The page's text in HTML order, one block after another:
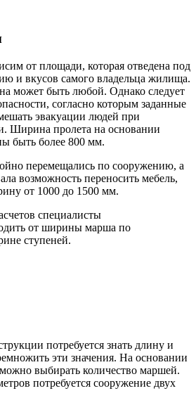
от площади, которая отведена под
и вкусов самого владельца жилища.
может быть любой. Однако следует
согласно которым заданные
эвакуации людей при
Ширина пролета на основании
быть более 800 мм.
перемещались по сооружению, а
возможность переносить мебель,
от 1000 до 1500 мм.
специалисты
от ширины марша по
ступеней.
потребуется знать длину и
эти значения. На основании
выбирать количество маршей.
потребуется сооружение двух